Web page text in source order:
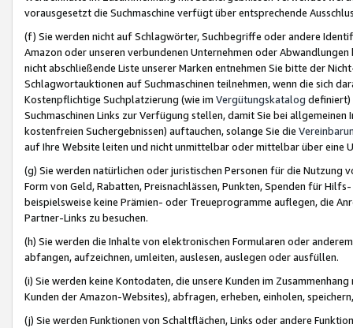
vorausgesetzt die Suchmaschine verfügt über entsprechende
(f) Sie werden nicht auf Schlagwörter, Suchbegriffe oder andere
Amazon oder unseren verbundenen Unternehmen oder
nicht abschließende Liste unserer Marken entnehmen Sie bitte der
Schlagwortauktionen auf Suchmaschinen teilnehmen, wenn die sich
Kostenpflichtige Suchplatzierung (wie im Vergütungskatalog definiert)
Suchmaschinen Links zur Verfügung stellen, damit Sie bei
kostenfreien Suchergebnissen) auftauchen, solange Sie die
auf Ihre Website leiten und nicht unmittelbar oder mittelbar über eine
(g) Sie werden natürlichen oder juristischen Personen für die Nutzung
Form von Geld, Rabatten, Preisnachlässen, Punkten, Spenden für
beispielsweise keine Prämien- oder Treueprogramme auflegen, die
Partner-Links zu besuchen.
(h) Sie werden die Inhalte von elektronischen Formularen oder
abfangen, aufzeichnen, umleiten, auslesen, auslegen oder ausfüllen.
(i) Sie werden keine Kontodaten, die unsere Kunden im
Kunden der Amazon-Websites), abfragen, erheben, einholen,
(j) Sie werden Funktionen von Schaltflächen, Links oder andere